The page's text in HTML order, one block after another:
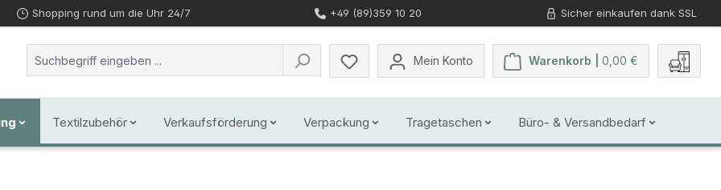
Shopping rund um die Uhr 24/7 +49 (89)359 10 20 Sicher einkaufen dank SSL
Du hast 0 Produkte auf dem Merkzettel
Mein Konto Warenkorb | 0,00 €
Textilzubehör Verkaufsförderung Verpackung Tragetaschen Büro- & Versandbedarf